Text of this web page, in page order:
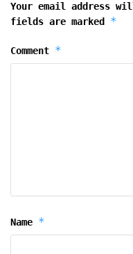
Your email address
fields are marked *
Comment *
Name *